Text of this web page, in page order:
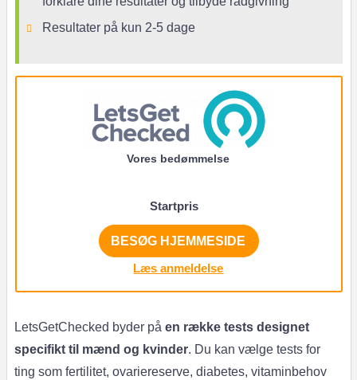
Resultater på kun 2-5 dage
Startpris
Vores bedømmelse
BESØG HJEMMESIDE
Læs anmeldelse
LetsGetChecked byder påen række tests designet
specifikt til mænd og kvinder. Du kan vælge tests for
ting som fertilitet, ovariereserve, diabetes, vitaminbehov